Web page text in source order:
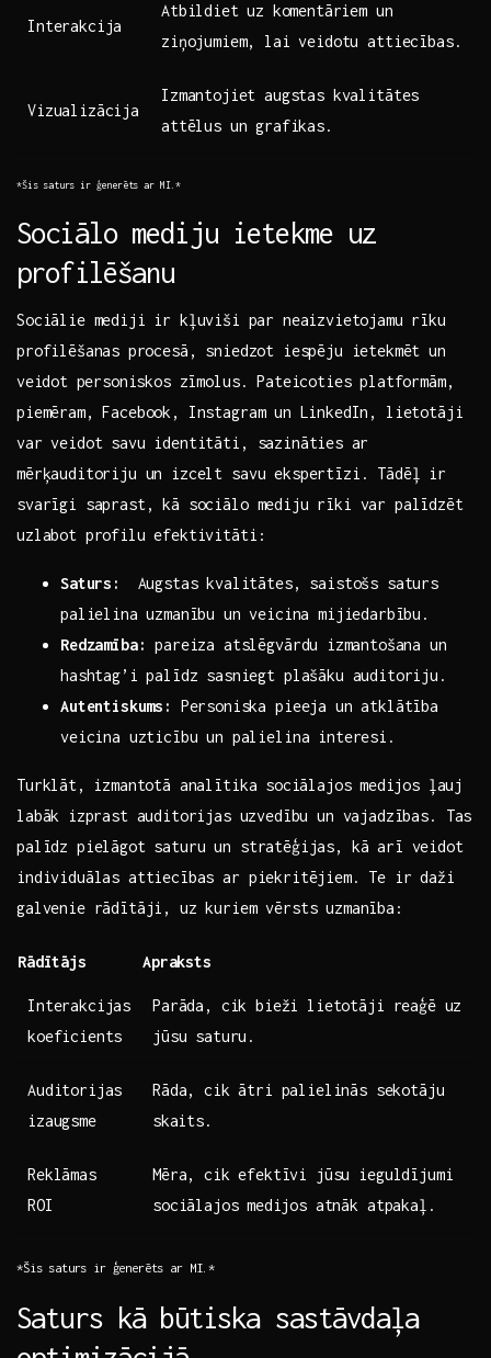
Interakcija
Atbildiet uz ⁢komentāriem un
ziņojumiem, lai veidotu attiecības.
Vizualizācija
Izmantojiet ‌augstas kvalitātes
attēlus un grafikas.
*Šis​ saturs ir ģenerēts ar MI.*
Sociālo ‍mediju ietekme uz
profilēšanu
Sociālie mediji ir kļuviši ⁤par​ neaizvietojamu ​rīku⁣
profilēšanas⁢ procesā, sniedzot ‍iespēju ietekmēt un
⁣veidot ⁣personiskos zīmolus. Pateicoties platformām,
piemēram,​ Facebook, Instagram un⁤ LinkedIn, lietotāji
var veidot savu identitāti, sazināties ⁢ar
mērķauditoriju un izcelt ​savu ekspertīzi. Tādēļ​ ir
svarīgi saprast, kā sociālo mediju rīki var palīdzēt
uzlabot profilu efektivitāti:
Saturs:
​ Augstas kvalitātes, saistošs saturs
palielina uzmanību⁤ un veicina mijiedarbību.
Redzamība: pareiza ‌atslēgvārdu⁤ izmantošana‍ un
hashtag’i palīdz sasniegt plašāku​ auditoriju.
Autentiskums:
​Personiska ​pieeja ‍un atklātība
veicina uzticību un palielina interesi.
Turklāt, ⁣izmantotā analītika⁢ sociālajos ⁤medijos⁤ ļauj​
labāk⁤ izprast auditorijas ⁣uzvedību un vajadzības. Tas
palīdz pielāgot saturu un stratēģijas, kā arī veidot
individuālas attiecības ar piekritējiem. ‍Te ir daži
galvenie rādītāji, uz kuriem vērsts uzmanība:
Rādītājs Apraksts
Interakcijas⁤
koeficients
Parāda, cik bieži‍ lietotāji reaģē uz
jūsu saturu.
Auditorijas
izaugsme
Rāda, cik ātri palielinās⁢ sekotāju
⁢skaits.
Reklāmas
ROI
Mēra, cik efektīvi jūsu‌ ieguldījumi
sociālajos ⁢medijos atnāk atpakaļ.
*Šis ‌saturs ir ģenerēts ar​ MI.*
Saturs kā⁢ būtiska sastāvdaļa